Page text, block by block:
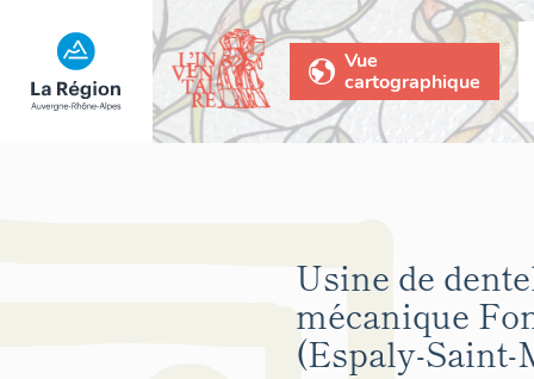
Vue
cartographique
Usine de
mécanique
(Espaly-Saint-